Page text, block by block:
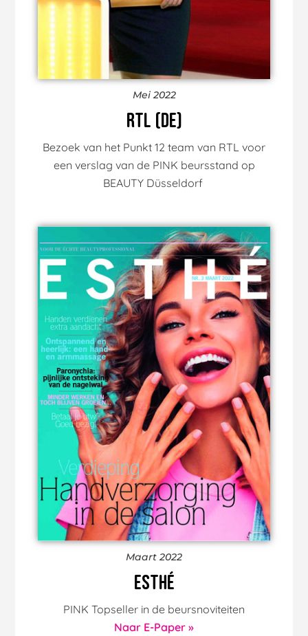
Mei 2022
RTL (DE)
Bezoek van het Punkt 12 team van RTL voor
een verslag van de PINK beursstand op
BEAUTY Düsseldorf
Maart 2022
ESTHÉ
PINK Topseller in de beursnoviteiten
Naar E-Paper »